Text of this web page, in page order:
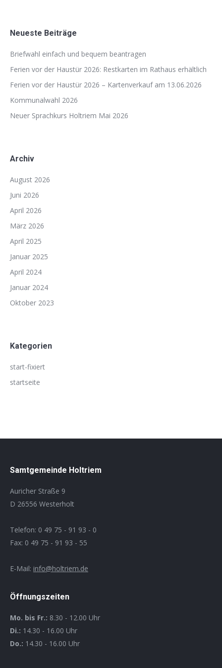
Neueste Beiträge
Briefwahl einfach und bequem beantragen
Ferien vor der Haustür 2026: Restkarten im Rathaus erhältlich
Ferien vor der Haustür 2026 – Kartenverkauf am 13.06.2026
Kommunalwahl 2026
Neuer Sprachkurs Holtriem Mai 2026
Archiv
August 2026
Juni 2026
April 2026
März 2026
April 2025
Januar 2025
April 2024
Januar 2024
Oktober 2023
Kategorien
start-fixiert
startseite
Samtgemeinde Holtriem
Auricher Straße 9
D 26556 Westerholt
Telefon: 0 49 75 - 91 93 - 0
Fax: 0 49 75 - 91 93 - 55
E-Mail: info@holtriem.de
Öffnungszeiten
Mo. bis Fr.: 8.30 - 12.00 Uhr
Di.: 14.30 - 16.00 Uhr
Do.: 14.30 - 16.00 Uhr